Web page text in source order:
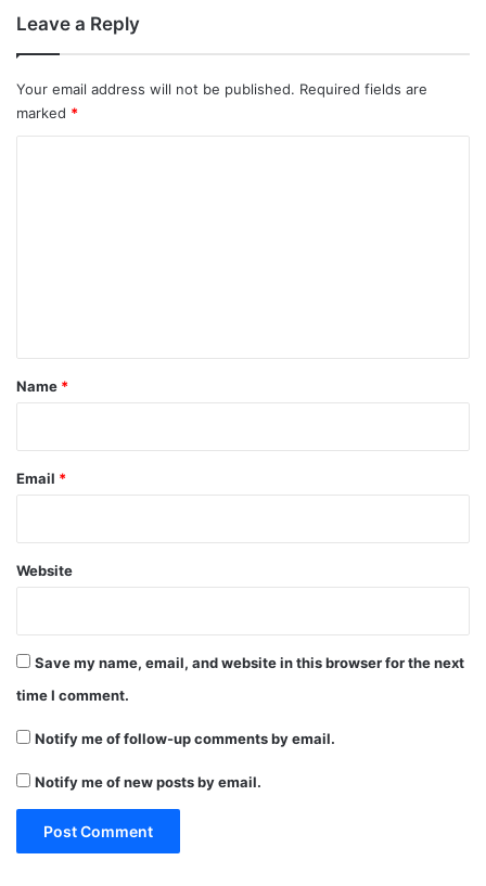
Leave a Reply
Your email address will not be published. Required fields are
marked *
*
Name *
Email *
Website
Save my name, email, and website in this browser for the next
time I comment.
Notify me of follow-up comments by email.
Notify me of new posts by email.